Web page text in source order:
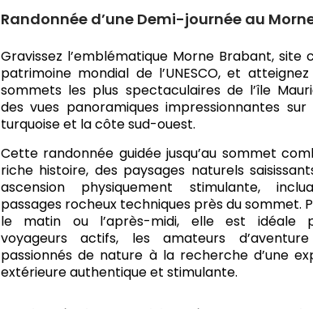
Randonnée d’une Demi-journée au
Gravissez l’emblématique Morne Brabant, site
patrimoine mondial de l’UNESCO, et atteignez
sommets les plus spectaculaires de l’île
des vues panoramiques impressionnantes
turquoise et la côte sud-ouest.
Cette randonnée guidée jusqu’au sommet
riche histoire, des paysages naturels
ascension physiquement stimulante,
passages rocheux techniques près du sommet.
le matin ou l’après-midi, elle est idéale
voyageurs actifs, les amateurs
passionnés de nature à la recherche d’une
extérieure authentique et stimulante.